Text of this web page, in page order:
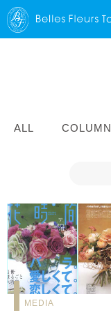
ALL COLUMN
MEDIA